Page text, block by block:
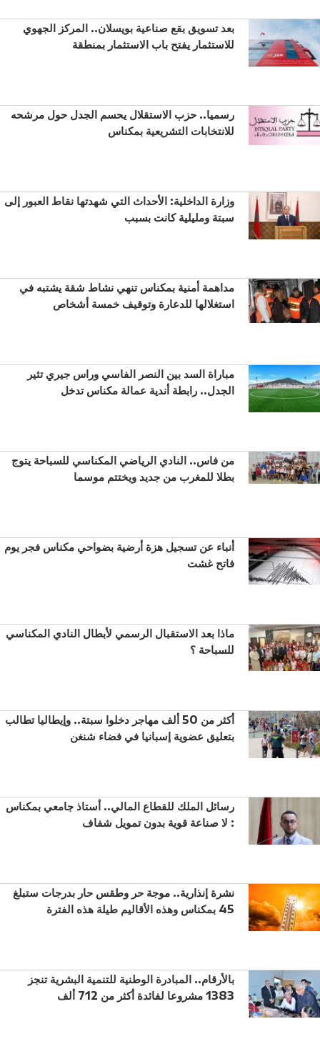
بعد تسويق بقع صناعية بويسلان.. المركز الجهوي
للاستثمار يفتح باب الاستثمار بمنطقة
رسميا.. حزب الاستقلال يحسم الجدل حول مرشحه
للانتخابات التشريعية بمكناس
وزارة الداخلية: الأحداث التي شهدتها نقاط العبور إلى
سبتة ومليلية كانت بسبب
مداهمة أمنية بمكناس تنهي نشاط شقة يشتبه في
استغلالها للدعارة وتوقيف خمسة أشخاص
مباراة السد بين النصر الفاسي وراس جيري تثير
الجدل.. رابطة أندية عمالة مكناس تدخل
من فاس.. النادي الرياضي المكناسي للسباحة يتوج
بطلا للمغرب من جديد ويختتم موسما
أنباء عن تسجيل هزة أرضية بضواحي مكناس فجر يوم
فاتح غشت
ماذا بعد الاستقبال الرسمي لأبطال النادي المكناسي
للسباحة ؟
أكثر من 50 ألف مهاجر دخلوا سبتة.. وإيطاليا تطالب
بتعليق عضوية إسبانيا في فضاء شنغن
رسائل الملك للقطاع المالي.. أستاذ جامعي بمكناس
: لا صناعة قوية بدون تمويل شفاف
نشرة إنذارية.. موجة حر وطقس حار بدرجات ستبلغ
45 بمكناس وهذه الأقاليم طيلة هذه الفترة
بالأرقام.. المبادرة الوطنية للتنمية البشرية تنجز
1383 مشروعا لفائدة أكثر من 712 ألف